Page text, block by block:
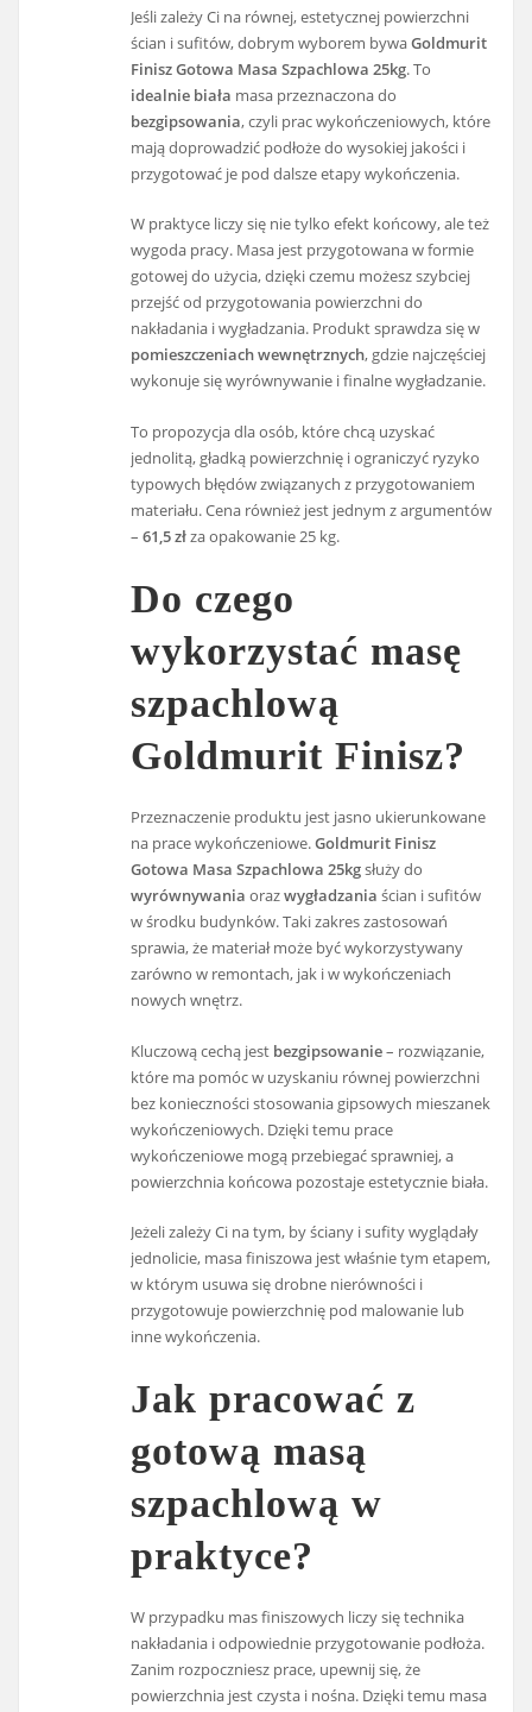
Jeśli zależy Ci na równej, estetycznej powierzchni
ścian i sufitów, dobrym wyborem bywaGoldmurit
Finisz Gotowa Masa Szpachlowa 25kg. To
idealnie biała masa przeznaczona do
bezgipsowania, czyli prac wykończeniowych, które
mają doprowadzić podłoże do wysokiej jakości i
przygotować je pod dalsze etapy wykończenia.
W praktyce liczy się nie tylko efekt końcowy, ale też
wygoda pracy. Masa jest przygotowana w formie
gotowej do użycia, dzięki czemu możesz szybciej
przejść od przygotowania powierzchni do
nakładania i wygładzania. Produkt sprawdza się w
pomieszczeniach wewnętrznych, gdzie najczęściej
wykonuje się wyrównywanie i finalne wygładzanie.
To propozycja dla osób, które chcą uzyskać
jednolitą, gładką powierzchnię i ograniczyć ryzyko
typowych błędów związanych z przygotowaniem
materiału. Cena również jest jednym z argumentów
–61,5 złza opakowanie 25 kg.
Do czego
wykorzystać masę
szpachlową
Goldmurit Finisz?
Przeznaczenie produktu jest jasno ukierunkowane
na prace wykończeniowe.Goldmurit Finisz
Gotowa Masa Szpachlowa 25kgsłuży do
wyrównywania orazwygładzania ścian i sufitów
w środku budynków. Taki zakres zastosowań
sprawia, że materiał może być wykorzystywany
zarówno w remontach, jak i w wykończeniach
nowych wnętrz.
Kluczową cechą jest bezgipsowanie– rozwiązanie,
które ma pomóc w uzyskaniu równej powierzchni
bez konieczności stosowania gipsowych mieszanek
wykończeniowych. Dzięki temu prace
wykończeniowe mogą przebiegać sprawniej, a
powierzchnia końcowa pozostaje estetycznie biała.
Jeżeli zależy Ci na tym, by ściany i sufity wyglądały
jednolicie, masa finiszowa jest właśnie tym etapem,
w którym usuwa się drobne nierówności i
przygotowuje powierzchnię pod malowanie lub
inne wykończenia.
Jak pracować z
gotową masą
szpachlową w
praktyce?
W przypadku mas finiszowych liczy się technika
nakładania i odpowiednie przygotowanie podłoża.
Zanim rozpoczniesz prace, upewnij się, że
powierzchnia jest czysta i nośna. Dzięki temu masa